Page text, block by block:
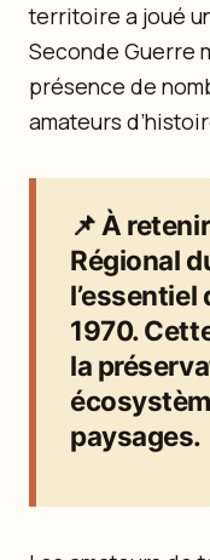
territoire a joué
Seconde Guerre
présence de
amateurs
📌 À retenir
Régional
1970.
la
paysages.